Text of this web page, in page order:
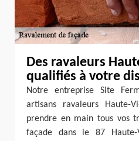
Des ravaleurs
qualifiés à votre
Notre entreprise Site
artisans ravaleurs Haute-
prendre en main tous vos
façade dans le 87 Haute-